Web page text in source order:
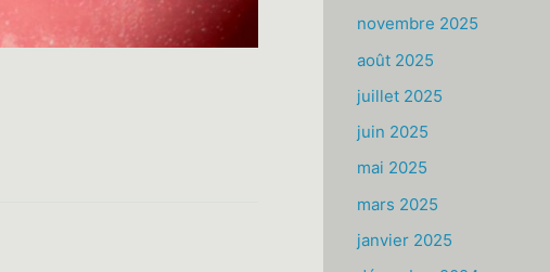
novembre 2025
août 2025
juillet 2025
juin 2025
mai 2025
mars 2025
janvier 2025